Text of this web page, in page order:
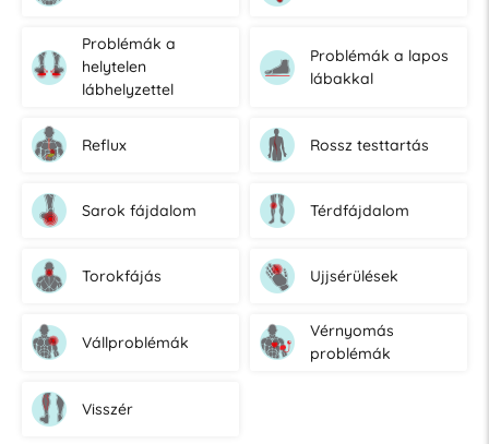
Problémák a
helytelen
lábhelyzettel
Problémák a lapos
lábakkal
Reflux Rossz testtartás
Sarok fájdalom Térdfájdalom
Torokfájás Ujjsérülések
Vállproblémák
Vérnyomás
problémák
Visszér